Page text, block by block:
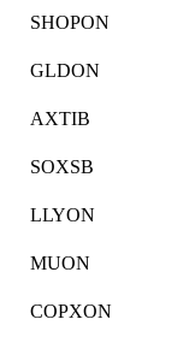
SHOPON
GLDON
AXTIB
SOXSB
LLYON
MUON
COPXON